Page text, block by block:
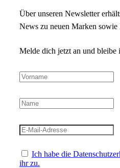
Über unseren Newsletter
News zu neuen Marken sowie
Melde dich jetzt an und bleibe
Ich habe die
ihr zu.